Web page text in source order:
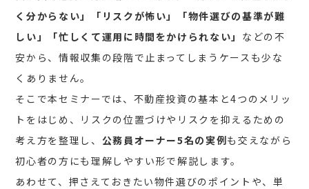
く分からない」「リスクが怖い」「物件選びの基準が難
しい」「忙しくて運用に時間をかけられない」 などの不
安から、情報収集の段階で止まってしまうケースも少な
くありません。
そこで本セミナーでは、不動産投資の基本と4つのメリッ
トをはじめ、リスクの位置づけやリスクを抑えるための
考え方を整理し、 公務員オーナー5名の実例も交えながら
初心者の方にも理解しやすい形で解説します。
あわせて、押さえておきたい物件選びのポイントや、単